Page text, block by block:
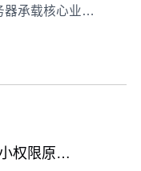
数字化浪潮下，外贸企业云服务器承载核心业务数据，数据访问权限管理疏漏易引发安全风险。本文拆解检测前准备、异常诊断及修复、定期优化全流程，助企业构建可控权限体系。
海外云服务器权限管理：最小权限原则实战指南